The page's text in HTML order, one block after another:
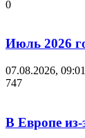
0
Июль 2026
07.08.2026, 09:01
747
В Европе из-